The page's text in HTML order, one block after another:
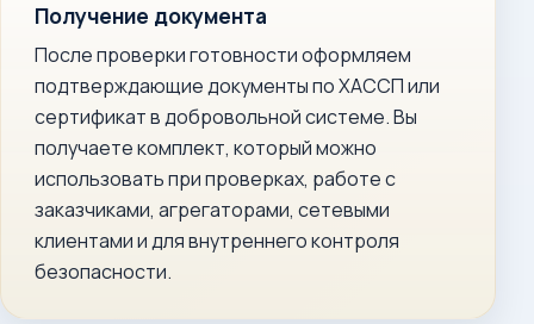
Получение документа
После проверки готовности оформляем
подтверждающие документы по ХАССП или
сертификат в добровольной системе. Вы
получаете комплект, который можно
использовать при проверках, работе с
заказчиками, агрегаторами, сетевыми
клиентами и для внутреннего контроля
безопасности.